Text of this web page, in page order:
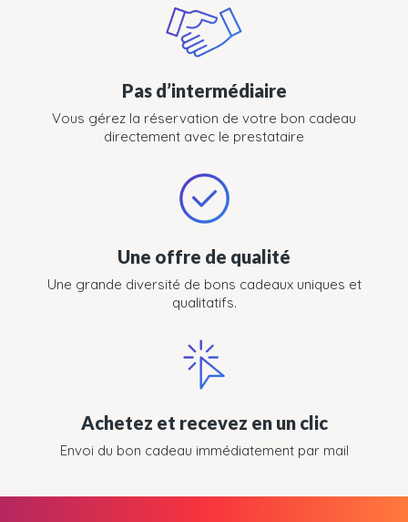
Pas d’intermédiaire
Vous gérez la réservation de votre bon cadeau
directement avec le prestataire
Une offre de qualité
Une grande diversité de bons cadeaux uniques et
qualitatifs.
Achetez et recevez en un clic
Envoi du bon cadeau immédiatement par mail